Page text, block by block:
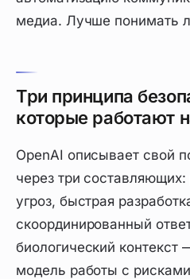
медиа. Лучше понимать
Три принципа
которые работают
OpenAI описывает свой
через три
угроз, быстрая
скоординированный
биологический контекст
модель работы с